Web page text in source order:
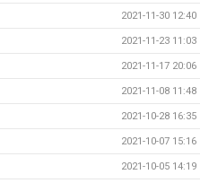
2021-11-30 12:40
2021-11-23 11:03
2021-11-17 20:06
2021-11-08 11:48
2021-10-28 16:35
2021-10-07 15:16
2021-10-05 14:19